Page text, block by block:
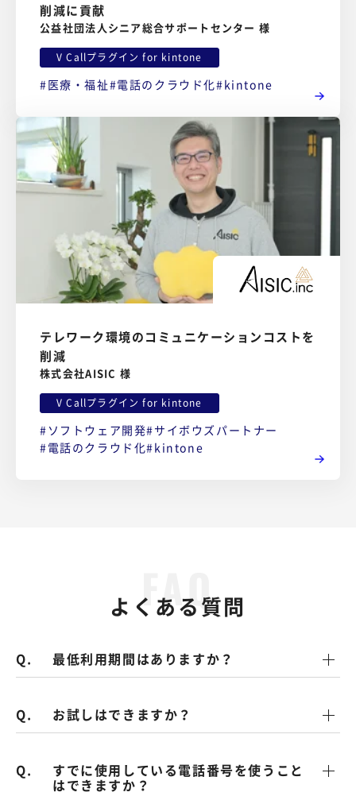
削減に貢献
公益社団法人シニア総合サポートセンター 様
V Callプラグイン for kintone
医療・福祉 電話のクラウド化 kintone
テレワーク環境のコミュニケーションコストを
削減
株式会社AISIC 様
V Callプラグイン for kintone
ソフトウェア開発 サイボウズパートナー
電話のクラウド化 kintone
よくある質問
最低利用期間はありますか？
お試しはできますか？
すでに使用している電話番号を使うこと
はできますか？